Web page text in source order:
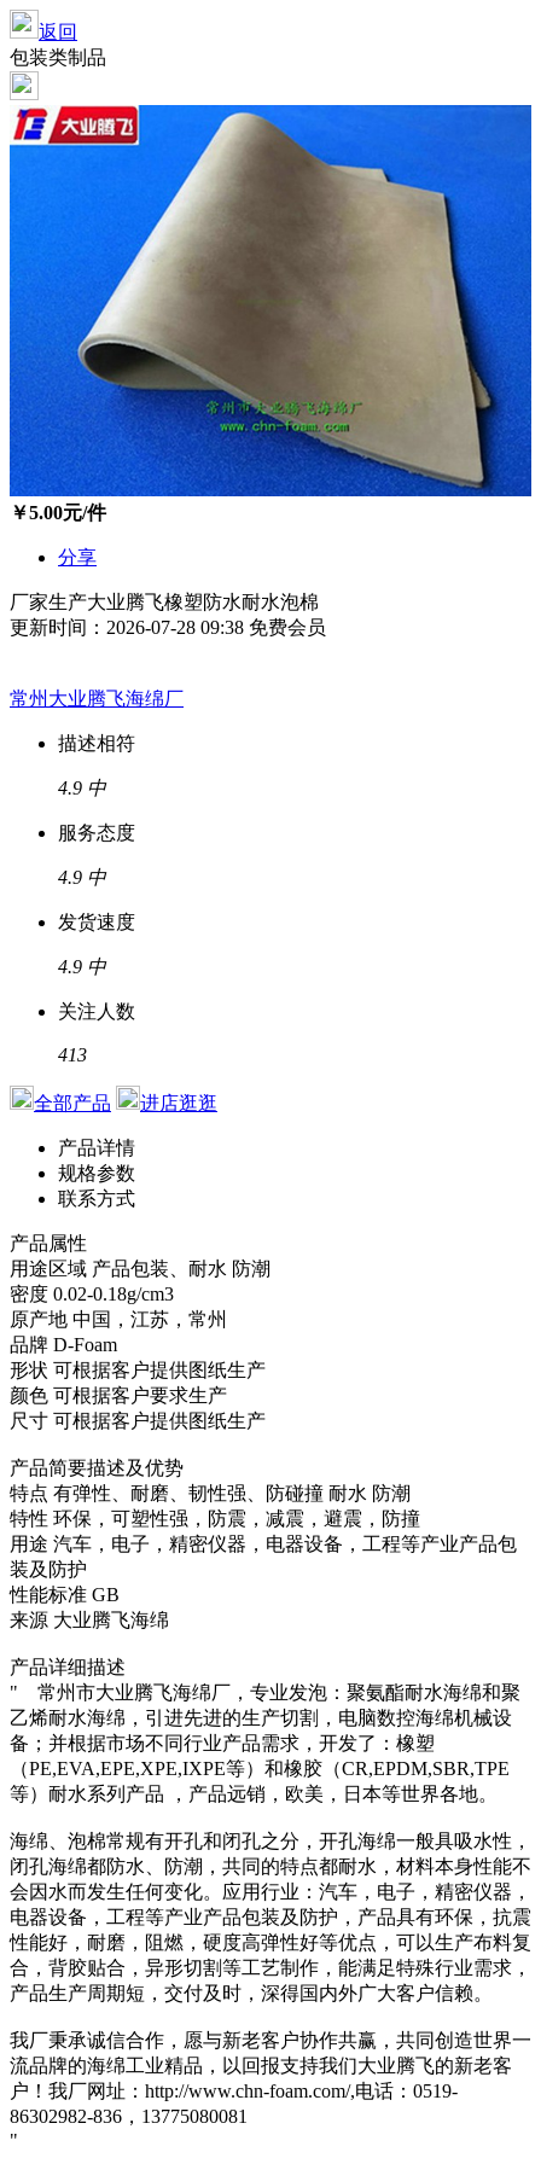
返回
包装类制品
￥5.00元/件
分享
厂家生产大业腾飞橡塑防水耐水泡棉
更新时间：2026-07-28 09:38 免费会员
常州大业腾飞海绵厂
描述相符
4.9 中
服务态度
4.9 中
发货速度
4.9 中
关注人数
413
全部产品 进店逛逛
产品详情
规格参数
联系方式
产品属性
用途区域 产品包装、耐水 防潮
密度 0.02-0.18g/cm3
原产地 中国，江苏，常州
品牌 D-Foam
形状 可根据客户提供图纸生产
颜色 可根据客户要求生产
尺寸 可根据客户提供图纸生产
产品简要描述及优势
特点 有弹性、耐磨、韧性强、防碰撞 耐水 防潮
特性 环保，可塑性强，防震，减震，避震，防撞
用途 汽车，电子，精密仪器，电器设备，工程等产业产品包
装及防护
性能标准 GB
来源 大业腾飞海绵
产品详细描述
" 常州市大业腾飞海绵厂，专业发泡：聚氨酯耐水海绵和聚
乙烯耐水海绵，引进先进的生产切割，电脑数控海绵机械设
备；并根据市场不同行业产品需求，开发了：橡塑
（PE,EVA,EPE,XPE,IXPE等）和橡胶（CR,EPDM,SBR,TPE
等）耐水系列产品 ，产品远销，欧美，日本等世界各地。
海绵、泡棉常规有开孔和闭孔之分，开孔海绵一般具吸水性，
闭孔海绵都防水、防潮，共同的特点都耐水，材料本身性能不
会因水而发生任何变化。应用行业：汽车，电子，精密仪器，
电器设备，工程等产业产品包装及防护，产品具有环保，抗震
性能好，耐磨，阻燃，硬度高弹性好等优点，可以生产布料复
合，背胶贴合，异形切割等工艺制作，能满足特殊行业需求，
产品生产周期短，交付及时，深得国内外广大客户信赖。
我厂秉承诚信合作，愿与新老客户协作共赢，共同创造世界一
流品牌的海绵工业精品，以回报支持我们大业腾飞的新老客
户！我厂网址：http://www.chn-foam.com/,电话：0519-
86302982-836，13775080081
"